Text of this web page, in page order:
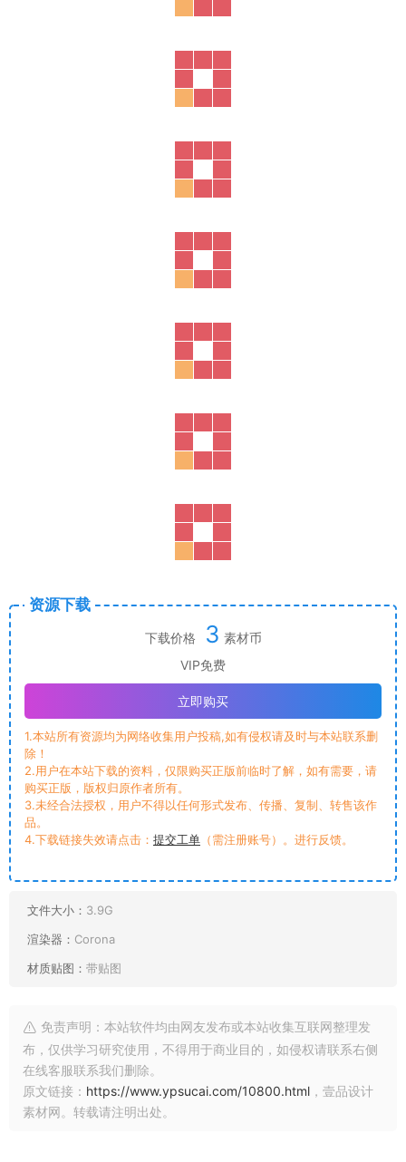
资源下载
下载价格 3 素材币
VIP免费
立即购买
1.本站所有资源均为网络收集用户投稿,如有侵权请及时与本站联系删
除！
2.用户在本站下载的资料，仅限购买正版前临时了解，如有需要，请
购买正版，版权归原作者所有。
3.未经合法授权，用户不得以任何形式发布、传播、复制、转售该作
品。
4.下载链接失效请点击： 提交工单 （需注册账号）。进行反馈。
文件大小： 3.9G
渲染器： Corona
材质贴图： 带贴图
免责声明：本站软件均由网友发布或本站收集互联网整理发
布，仅供学习研究使用，不得用于商业目的，如侵权请联系右侧
在线客服联系我们删除。
原文链接： https://www.ypsucai.com/10800.html ，壹品设计
素材网。转载请注明出处。